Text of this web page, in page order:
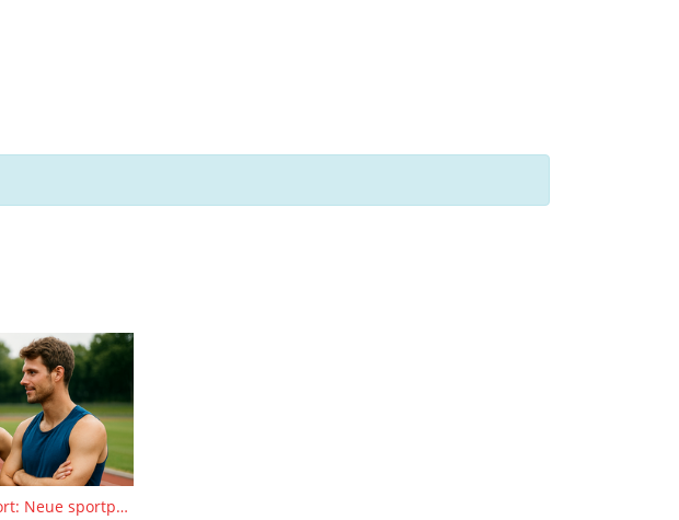
Mentale Leistungsfaktoren im Sport: Neue sportpsychologische Fortbildungsreihe 2026